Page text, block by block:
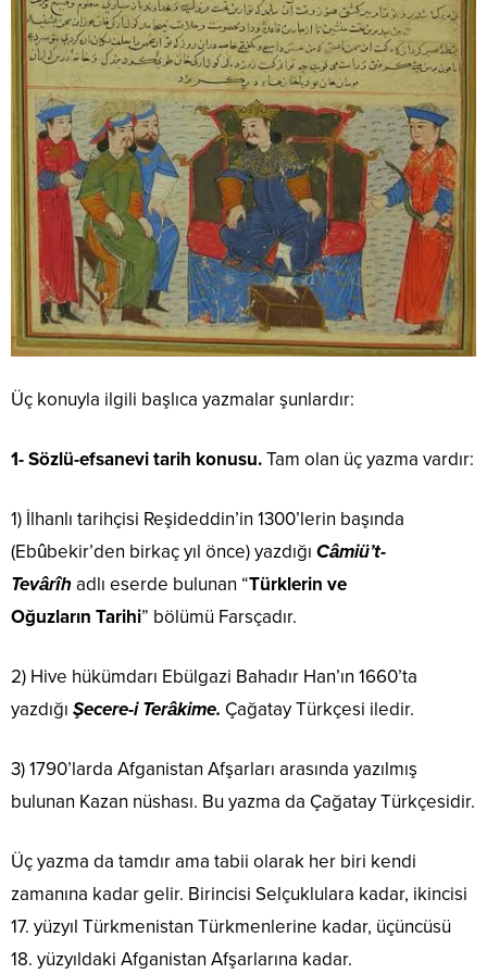
Üç konuyla ilgili başlıca yazmalar şunlardır:
1- Sözlü-efsanevi tarih konusu.Tam olan üç yazma vardır:
1) İlhanlı tarihçisi Reşideddin’in 1300’lerin başında
(Ebûbekir’den birkaç yıl önce) yazdığı Câmiü’t-
Tevârîhadlı eserde bulunan “Türklerin ve
Oğuzların Tarihi” bölümü Farsçadır.
2) Hive hükümdarı Ebülgazi Bahadır Han’ın 1660’ta
yazdığı Şecere-i Terâkime. Çağatay Türkçesi iledir.
3) 1790’larda Afganistan Afşarları arasında yazılmış
bulunan Kazan nüshası. Bu yazma da Çağatay Türkçesidir.
Üç yazma da tamdır ama tabii olarak her biri kendi
zamanına kadar gelir. Birincisi Selçuklulara kadar, ikincisi
17. yüzyıl Türkmenistan Türkmenlerine kadar, üçüncüsü
18. yüzyıldaki Afganistan Afşarlarına kadar.